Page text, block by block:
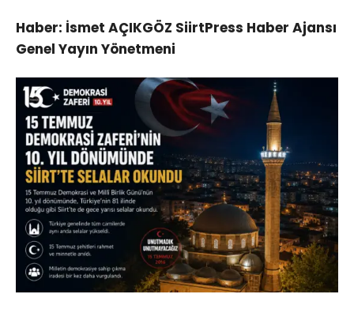
Haber: İsmet AÇIKGÖZ SiirtPress Haber Ajansı
Genel Yayın Yönetmeni